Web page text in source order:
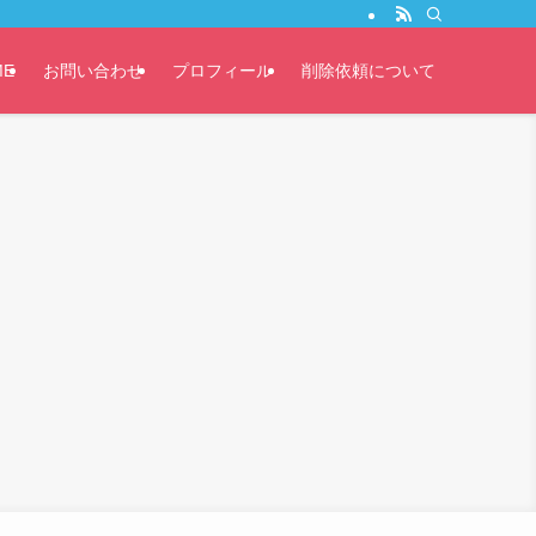
お問い合わせ プロフィール 削除依頼について